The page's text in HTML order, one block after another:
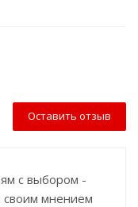
Оставить отзыв
с выбором -
своим мнением